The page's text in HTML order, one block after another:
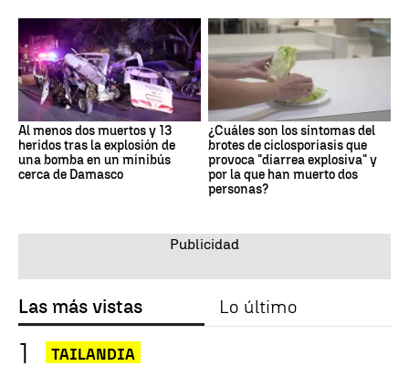
Al menos dos muertos y 13
heridos tras la explosión de
una bomba en un minibús
cerca de Damasco
¿Cuáles son los síntomas del
brotes de ciclosporiasis que
provoca "diarrea explosiva" y
por la que han muerto dos
personas?
Las más vistas Lo último
TAILANDIA